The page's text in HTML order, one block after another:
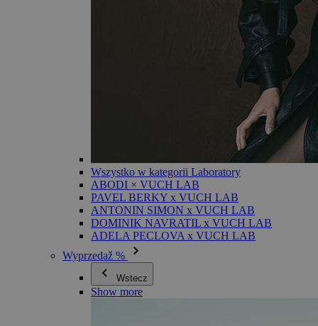
Wszystko w kategorii Laboratory
ABODI × VUCH LAB
PAVEL BERKY x VUCH LAB
ANTONIN SIMON x VUCH LAB
DOMINIK NAVRATIL x VUCH LAB
ADELA PECLOVA x VUCH LAB
Wyprzedaž %
Wstecz
Show more